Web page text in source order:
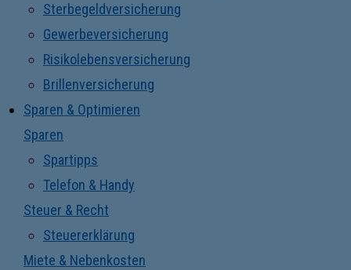
Sterbegeldversicherung
Gewerbeversicherung
Risikolebensversicherung
Brillenversicherung
Sparen & Optimieren
Sparen
Spartipps
Telefon & Handy
Steuer & Recht
Steuererklärung
Miete & Nebenkosten